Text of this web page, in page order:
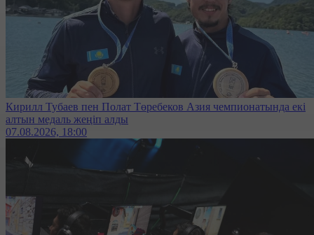
Кирилл Тубаев пен Полат Төребеков Азия чемпионатында екі
алтын медаль жеңіп алды
07.08.2026, 18:00